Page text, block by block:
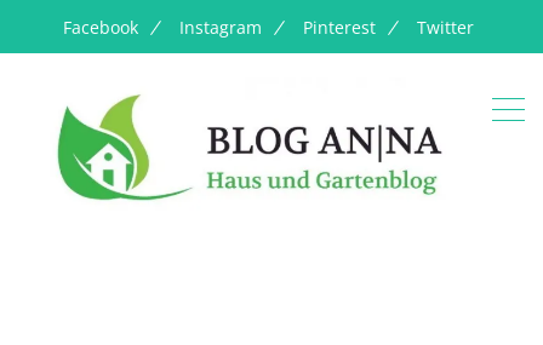
Facebook Instagram Pinterest Twitter